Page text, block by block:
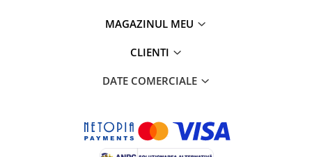
MAGAZINUL MEU
CLIENTI
DATE COMERCIALE